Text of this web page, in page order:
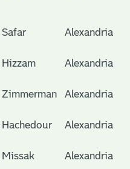
Safar Alexandria
Hizzam Alexandria
Zimmerman Alexandria
Hachedour Alexandria
Missak Alexandria